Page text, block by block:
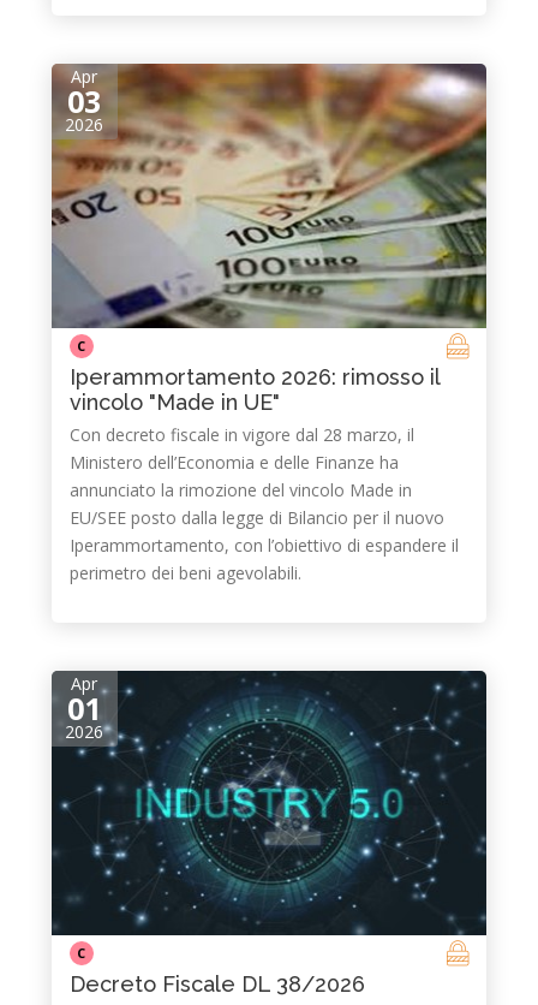
Apr
03
2026
C
Iperammortamento 2026: rimosso il
vincolo "Made in UE"
Con decreto fiscale in vigore dal 28 marzo, il
Ministero dell’Economia e delle Finanze ha
annunciato la rimozione del vincolo Made in
EU/SEE posto dalla legge di Bilancio per il nuovo
Iperammortamento, con l’obiettivo di espandere il
perimetro dei beni agevolabili.
Apr
01
2026
C
Decreto Fiscale DL 38/2026